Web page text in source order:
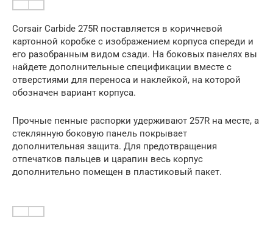
Corsair Carbide 275R поставляется в коричневой
картонной коробке с изображением корпуса спереди и
его разобранным видом сзади. На боковых панелях вы
найдете дополнительные спецификации вместе с
отверстиями для переноса и наклейкой, на которой
обозначен вариант корпуса.
Прочные пенные распорки удерживают 257R на месте, а
стеклянную боковую панель покрывает
дополнительная защита. Для предотвращения
отпечатков пальцев и царапин весь корпус
дополнительно помещен в пластиковый пакет.